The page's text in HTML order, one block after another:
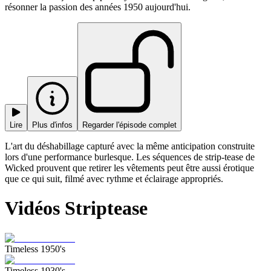
résonner la passion des années 1950 aujourd'hui.
Lire Plus d'infos Regarder l'épisode complet
L'art du déshabillage capturé avec la même anticipation construite
lors d'une performance burlesque. Les séquences de strip-tease de
Wicked prouvent que retirer les vêtements peut être aussi érotique
que ce qui suit, filmé avec rythme et éclairage appropriés.
Vidéos Striptease
Timeless 1950's